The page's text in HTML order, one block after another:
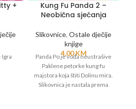
+
Igra
Kung Fu Panda 2 –
Neobična sjećanja
Slikovnice, Ostale dječije
knjige
4,00KM
Panda Po je vođa neustrašive
Paklene petorke kung fu
majstora koja štiti Dolinu mira.
Slikovnica je nastala prema